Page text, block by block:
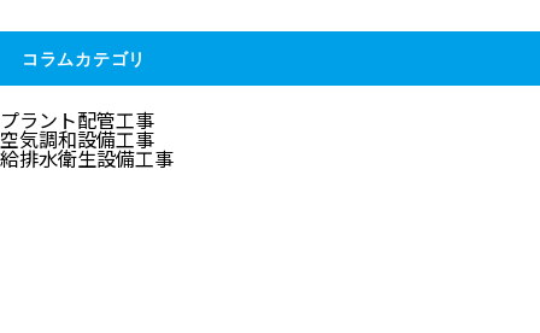
コラムカテゴリ
プラント配管工事
空気調和設備工事
給排水衛生設備工事